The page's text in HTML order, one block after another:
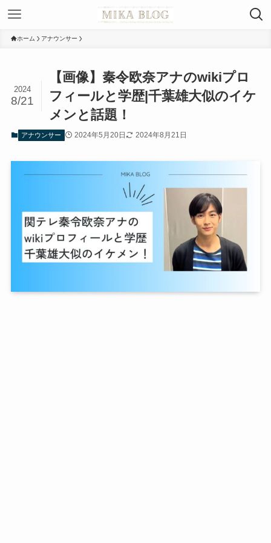
ホーム アナウンサー
【画像】秦令欧奈アナのwikiプロ
フィールと学歴|千葉雄大似のイケ
メンと話題！
2024
8/21
アナウンサー 2024年5月20日 2024年8月21日